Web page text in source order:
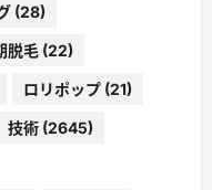
(28)
脱毛 (22)
ロリポップ (21)
技術 (2645)